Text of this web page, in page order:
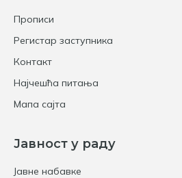
Прописи
Регистар заступника
Контакт
Најчешћа питања
Мапа сајта
Јавност у раду
Јавне набавке